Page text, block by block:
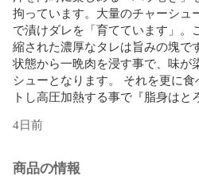
拘っています。大量のチャーシュ
で漬けダレを「育てています」。
縮された濃厚なタレは旨みの塊で
状態から一晩肉を浸す事で、味が
シューとなります。 それを更に
トし高圧加熱する事で『脂身は
します）
4日前
商品の情報